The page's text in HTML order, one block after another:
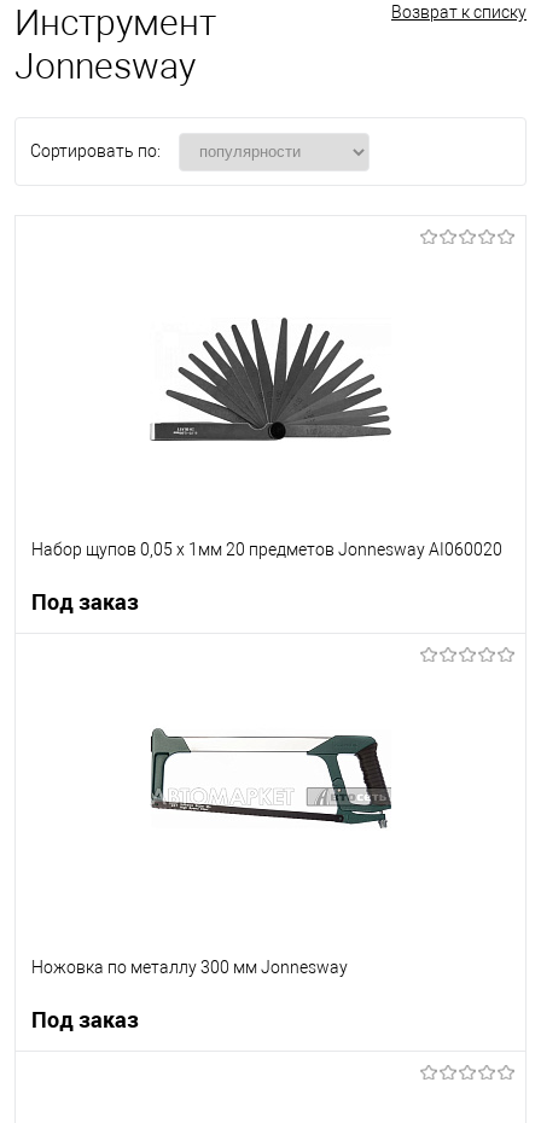
Возврат к списку
Инструмент
Jonnesway
Сортировать по:
Набор щупов 0,05 х 1мм 20 предметов Jonnesway AI060020
Под заказ
Недоступно
Ножовка по металлу 300 мм Jonnesway
Под заказ